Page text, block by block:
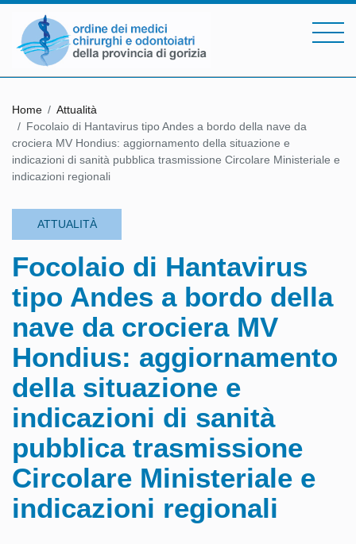
Home
Attualità
Focolaio di Hantavirus tipo Andes a bordo della nave da
crociera MV Hondius: aggiornamento della situazione e
indicazioni di sanità pubblica trasmissione Circolare Ministeriale e
indicazioni regionali
ATTUALITÀ
Focolaio di Hantavirus
tipo Andes a bordo della
nave da crociera MV
Hondius: aggiornamento
della situazione e
indicazioni di sanità
pubblica trasmissione
Circolare Ministeriale e
indicazioni regionali